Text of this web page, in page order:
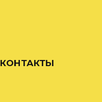
КОНТАКТЫ